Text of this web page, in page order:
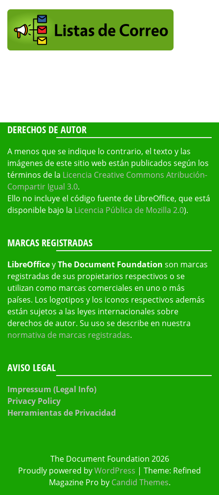
DERECHOS DE AUTOR
A menos que se indique lo contrario, el texto y las
imágenes de este sitio web están publicados según los
términos de la Licencia Creative Commons Atribución-
Compartir Igual 3.0.
Ello no incluye el código fuente de LibreOffice, que está
disponible bajo la Licencia Pública de Mozilla 2.0).
MARCAS REGISTRADAS
LibreOfficeyThe Document Foundation son marcas
registradas de sus propietarios respectivos o se
utilizan como marcas comerciales en uno o más
países. Los logotipos y los iconos respectivos además
están sujetos a las leyes internacionales sobre
derechos de autor. Su uso se describe en nuestra
normativa de marcas registradas.
AVISO LEGAL
Impressum (Legal Info)
Privacy Policy
Herramientas de Privacidad
The Document Foundation 2026
Proudly powered byWordPress | Theme: Refined
Magazine Pro by Candid Themes.